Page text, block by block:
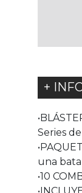
+
Series
una
•10